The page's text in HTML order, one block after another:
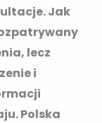
Jak
lecz
i
Polska